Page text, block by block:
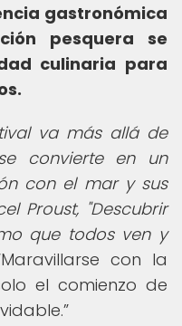
gastronómica
pesquera se
culinaria para
va más allá de
convierte en un
con el mar y sus
Proust, "Descubrir
que todos ven y
Maravillarse con la
el comienzo de